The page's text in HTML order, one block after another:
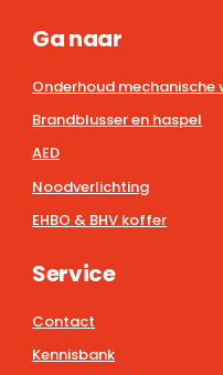
Ga naar
Onderhoud
Brandblusser en haspel
AED
Noodverlichting
EHBO & BHV koffer
Service
Contact
Kennisbank